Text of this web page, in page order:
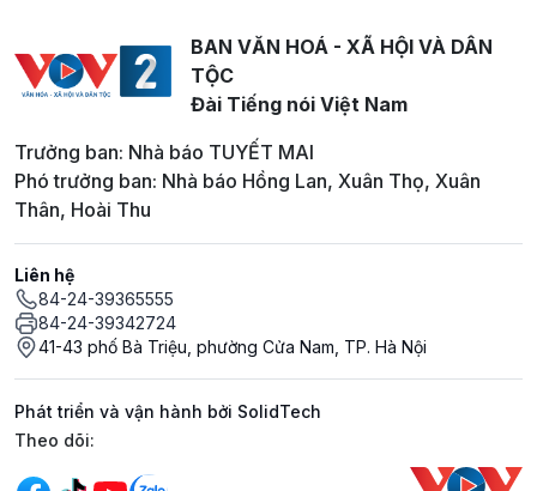
BAN VĂN HOÁ - XÃ HỘI VÀ DÂN
TỘC
Đài Tiếng nói Việt Nam
Trưởng ban: Nhà báo TUYẾT MAI
Phó trưởng ban: Nhà báo Hồng Lan, Xuân Thọ, Xuân
Thân, Hoài Thu
Liên hệ
84-24-39365555
84-24-39342724
41-43 phố Bà Triệu, phường Cửa Nam, TP. Hà Nội
Phát triển và vận hành bởi SolidTech
Mạng xã hội
Theo dõi: